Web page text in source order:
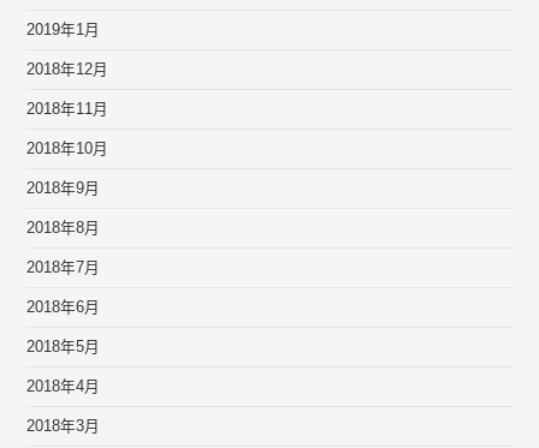
2019年1月
2018年12月
2018年11月
2018年10月
2018年9月
2018年8月
2018年7月
2018年6月
2018年5月
2018年4月
2018年3月